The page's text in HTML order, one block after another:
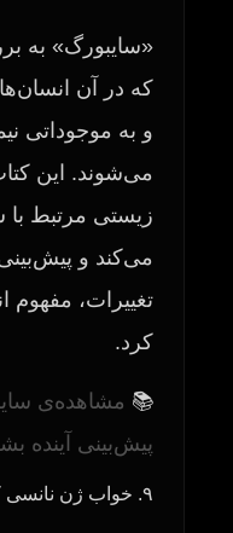
«سایبورگ» به
که در آن
و به موجوداتی
می‌شوند. این
زیستی مرتبط با
می‌کند و
تغییرات، مفهوم
کرد.
📚 مشاهده‌ی
پیش‌بینی آینده
۹. خواب ژن نانسی کرس